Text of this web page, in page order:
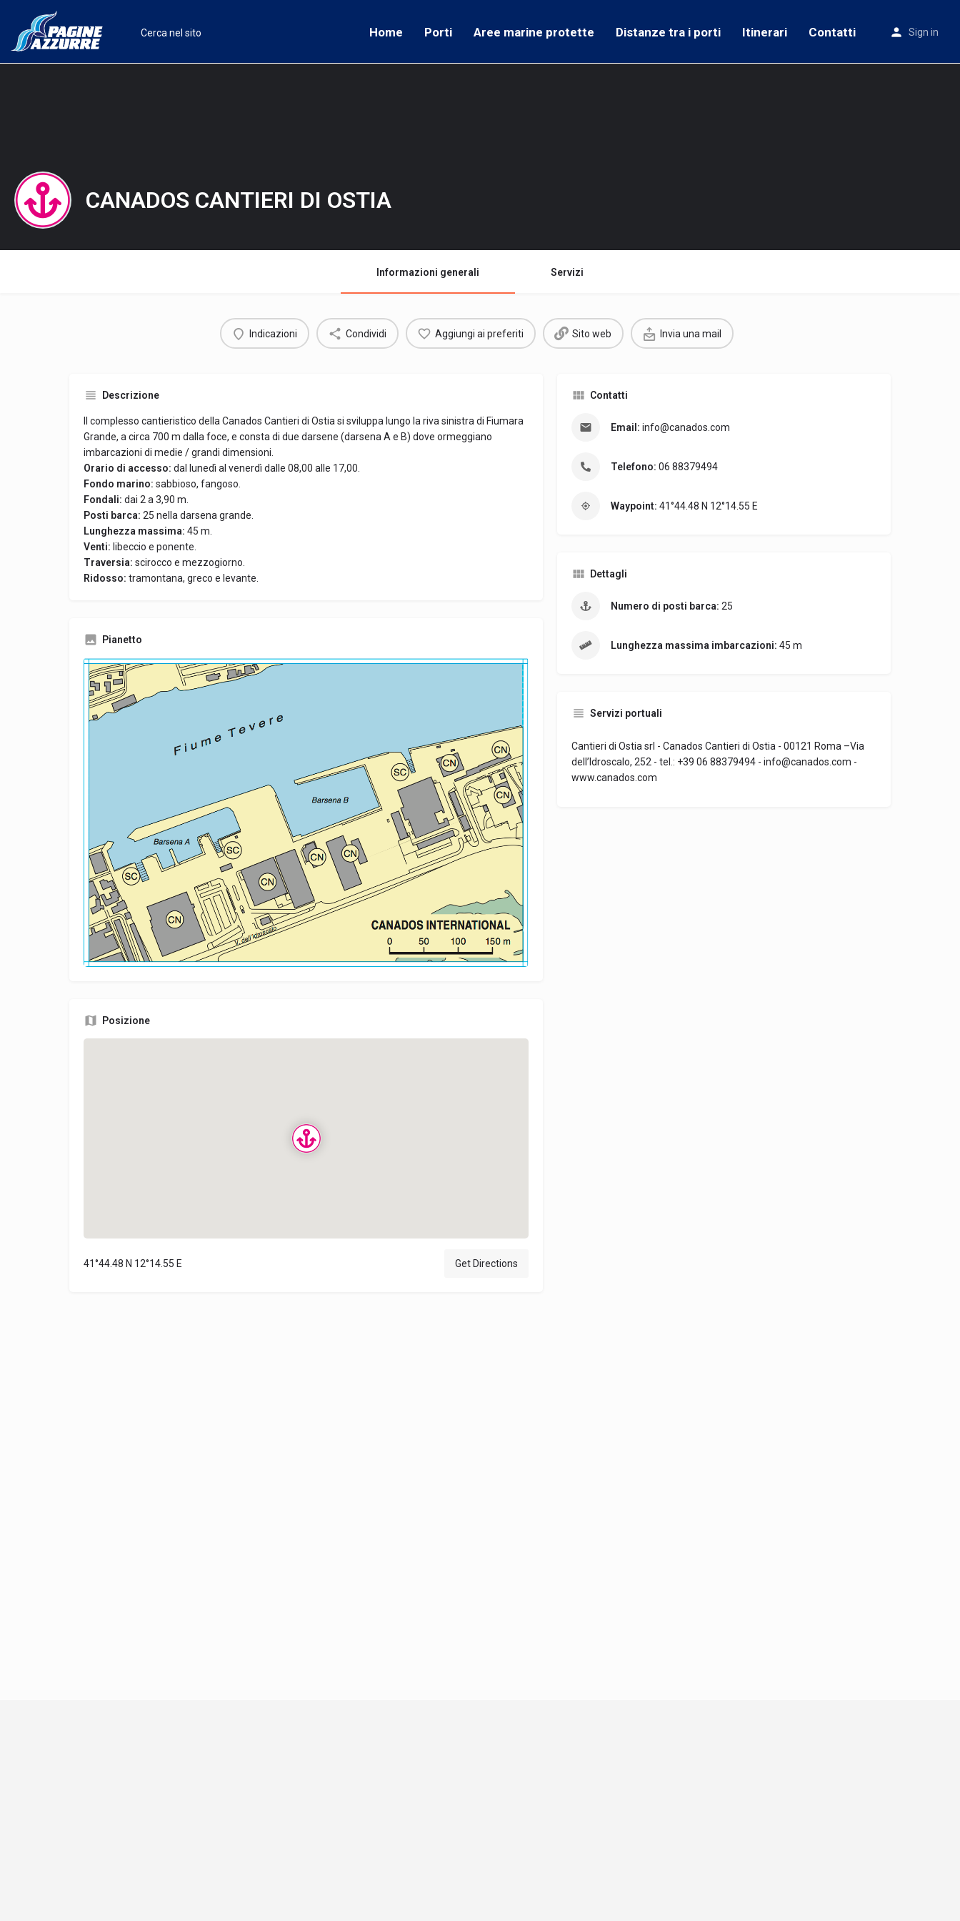
Home Porti Aree marine protette Distanze tra i porti Itinerari Contatti Sign in
CANADOS CANTIERI DI OSTIA
Informazioni generali Servizi
Indicazioni Condividi Aggiungi ai preferiti Sito web Invia una mail
Descrizione
Il complesso cantieristico della Canados Cantieri di Ostia si sviluppa lungo la riva sinistra di Fiumara
Grande, a circa 700 m dalla foce, e consta di due darsene (darsena A e B) dove ormeggiano
imbarcazioni di medie / grandi dimensioni.
Orario di accesso: dal lunedì al venerdì dalle 08,00 alle 17,00.
Fondo marino: sabbioso, fangoso.
Fondali: dai 2 a 3,90 m.
Posti barca: 25 nella darsena grande.
Lunghezza massima: 45 m.
Venti: libeccio e ponente.
Traversia: scirocco e mezzogiorno.
Ridosso: tramontana, greco e levante.
Pianetto
Posizione
41°44.48 N 12°14.55 E Get Directions
Contatti
Email: info@canados.com
Telefono: 06 88379494
Waypoint: 41°44.48 N 12°14.55 E
Dettagli
Numero di posti barca: 25
Lunghezza massima imbarcazioni: 45 m
Servizi portuali
Cantieri di Ostia srl - Canados Cantieri di Ostia - 00121 Roma –Via
dell’Idroscalo, 252 - tel.: +39 06 88379494 - info@canados.com -
www.canados.com